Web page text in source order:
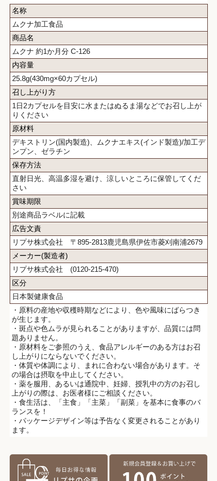
名称
ムクナ加工食品
商品名
ムクナ 約1か月分 C-126
内容量
25.8g(430mg×60カプセル)
召し上がり方
1日2カプセルを目安に水またはぬるま湯などでお召し上が
りください
原材料
デキストリン(国内製造)、ムクナエキス(インド製造)/加工デ
ンプン、ゼラチン
保存方法
直射日光、高温多湿を避け、涼しいところに保管してくだ
さい
賞味期限
別途商品ラベルに記載
広告文責
リプサ株式会社 〒895-2813鹿児島県伊佐市菱刈南浦2679
メーカー(製造者)
リプサ株式会社 (0120-215-470)
区分
日本製健康食品
・原料の産地や収穫時期などにより、色や風味にばらつき
が生じます。
・斑点や色ムラが見られることがありますが、品質には問
題ありません。
・原材料をご参照のうえ、食品アレルギーのある方はお召
し上がりにならないでください。
・体質や体調により、まれに合わない場合があります。そ
の場合は摂取を中止してください。
・薬を服用、あるいは通院中、妊婦、授乳中の方のお召し
上がりの際は、お医者様にご相談ください。
・食生活は、「主食」「主菜」「副菜」を基本に食事のバ
ランスを！
・パッケージデザイン等は予告なく変更されることがあり
ます。